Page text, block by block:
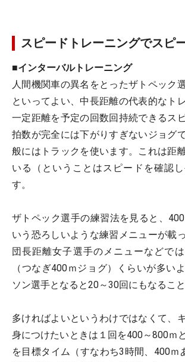
スピードトレーニングでスピ
■インターバルトレーニング
人間機関車の異名をとったザトペック
といってよい、中長距離の代表的なト
一定距離を予定の回数回持続できるス
拍数が完全には下がりすぎないジョグ
般にはトラックを使います。これは距
いる（ということはスピードを確認
す。
ザトペック選手の練習法を見ると、
いう恐ろしいような練習メニューが載
団長距離女子選手のメニューなどで
（つなぎ400ｍジョグ）くらいが多い
ソン選手となると20～30回にもなること
多ければよいというわけではなくて、
身につけたいときは１回を400～800ｍ
を目標タイム（すなわち3時間、400ｍ